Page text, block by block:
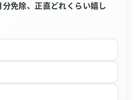
免除、正直どれくらい嬉し